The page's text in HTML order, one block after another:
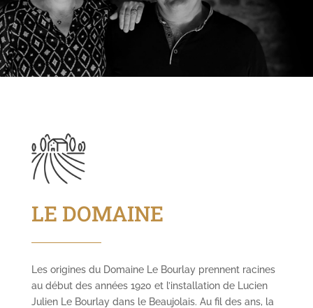
LE DOMAINE
Les origines du Domaine Le Bourlay prennent racines
au début des années 1920 et l’installation de Lucien
Julien Le Bourlay dans le Beaujolais. Au fil des ans, la